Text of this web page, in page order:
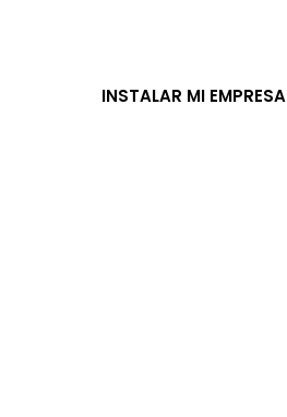
INSTALAR MI EMPRESA